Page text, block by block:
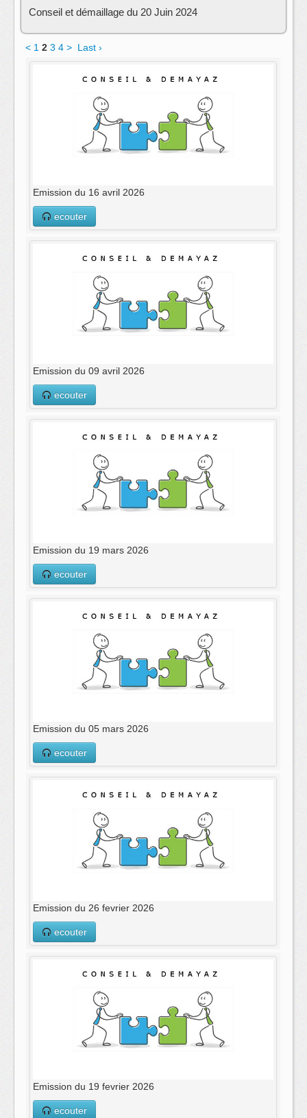
Conseil et démaillage du 20 Juin 2024
< 1 2 3 4 > Last ›
Emission du 16 avril 2026
ecouter
Emission du 09 avril 2026
ecouter
Emission du 19 mars 2026
ecouter
Emission du 05 mars 2026
ecouter
Emission du 26 fevrier 2026
ecouter
Emission du 19 fevrier 2026
ecouter